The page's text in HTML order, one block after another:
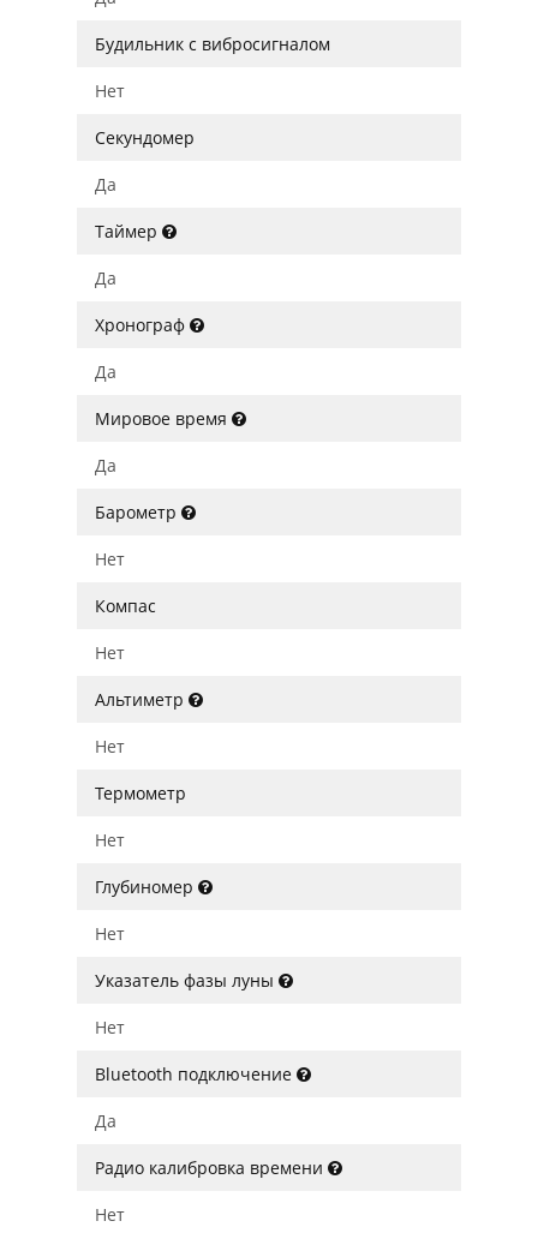
Будильник с вибросигналом
Нет
Секундомер
Да
Таймер
Да
Хронограф
Да
Мировое время
Да
Барометр
Нет
Компас
Нет
Альтиметр
Нет
Термометр
Нет
Глубиномер
Нет
Указатель фазы луны
Нет
Bluetooth подключение
Да
Радио калибровка времени
Нет